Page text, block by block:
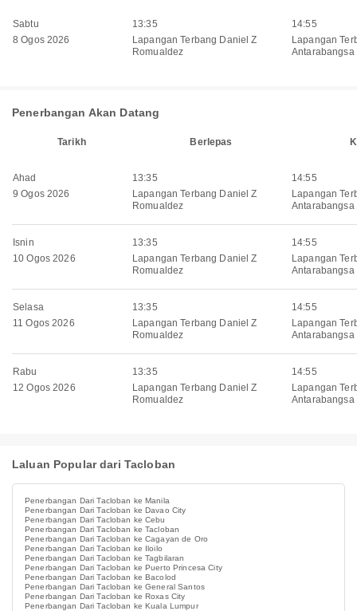
Sabtu
8 Ogos 2026
13:35
Lapangan Terbang Daniel Z
Romualdez
14:55
Lapangan
Penerbangan Akan Datang
Tarikh Berlepas
Ahad
9 Ogos 2026
13:35
Lapangan Terbang Daniel Z
Romualdez
14:55
Lapangan
Isnin
10 Ogos 2026
13:35
Lapangan Terbang Daniel Z
Romualdez
14:55
Lapangan
Selasa
11 Ogos 2026
13:35
Lapangan Terbang Daniel Z
Romualdez
14:55
Lapangan
Rabu
12 Ogos 2026
13:35
Lapangan Terbang Daniel Z
Romualdez
14:55
Lapangan
Laluan Popular dari Tacloban
Penerbangan Dari Tacloban ke Manila
Penerbangan Dari Tacloban ke Davao City
Penerbangan Dari Tacloban ke Cebu
Penerbangan Dari Tacloban ke Tacloban
Penerbangan Dari Tacloban ke Cagayan de Oro
Penerbangan Dari Tacloban ke Iloilo
Penerbangan Dari Tacloban ke Tagbilaran
Penerbangan Dari Tacloban ke Puerto Princesa City
Penerbangan Dari Tacloban ke Bacolod
Penerbangan Dari Tacloban ke General Santos
Penerbangan Dari Tacloban ke Roxas City
Penerbangan Dari Tacloban ke Kuala Lumpur